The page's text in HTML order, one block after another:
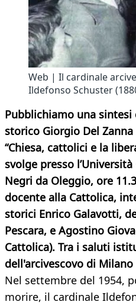
Web | Il cardinale
Ildefonso Schuster
Pubblichiamo una
storico Giorgio Del
“Chiesa, cattolici e la
svolge presso
Negri da Oleggio, ore
docente alla Cattolica,
storici Enrico Galavotti,
Pescara, e Agostino
Cattolica). Tra i saluti
dell'arcivescovo di
Nel settembre del 1954,
morire, il cardinale